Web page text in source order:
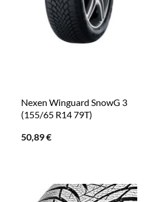
Nexen Winguard SnowG 3
(155/65 R14 79T)
50,89€